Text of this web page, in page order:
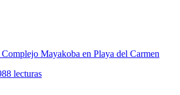
Mayakoba en Playa del Carmen
lecturas